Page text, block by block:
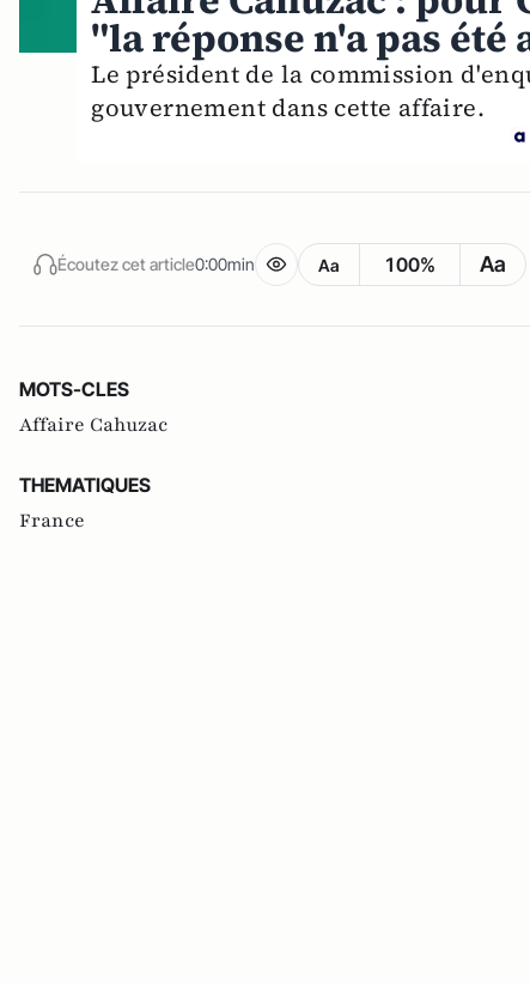
"la réponse n'a pas été
Le président de la commission
gouvernement dans cette affaire.
Écoutez cet article0:00min Aa 100% Aa
MOTS-CLES
Affaire Cahuzac
THEMATIQUES
France